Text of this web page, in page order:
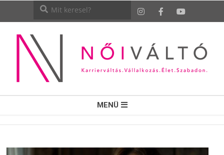
NŐI
VÁLTÓ
MENÜ